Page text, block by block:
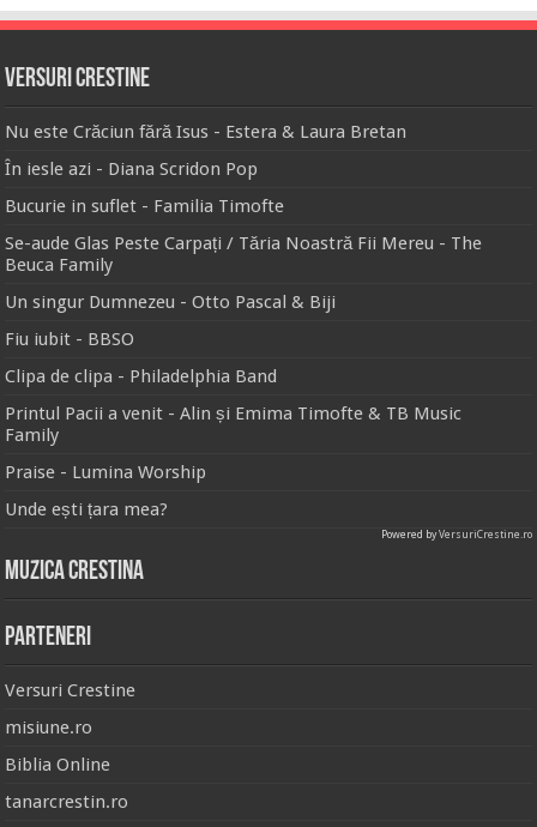
Versuri Crestine
Nu este Crăciun fără Isus - Estera & Laura Bretan
În iesle azi - Diana Scridon Pop
Bucurie in suflet - Familia Timofte
Se-aude Glas Peste Carpați / Tăria Noastră Fii Mereu - The
Beuca Family
Un singur Dumnezeu - Otto Pascal & Biji
Fiu iubit - BBSO
Clipa de clipa - Philadelphia Band
Printul Pacii a venit - Alin și Emima Timofte & TB Music
Family
Praise - Lumina Worship
Unde ești țara mea?
Powered byVersuriCrestine.ro
Muzica Crestina
Parteneri
Versuri Crestine
misiune.ro
Biblia Online
tanarcrestin.ro